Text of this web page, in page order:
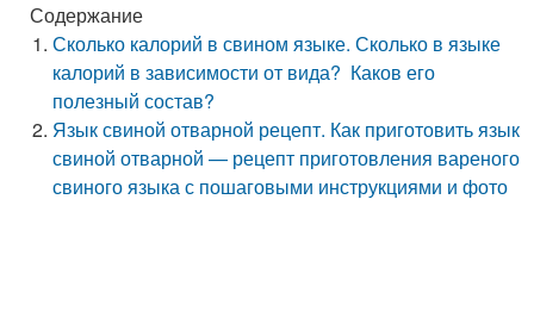
Содержание
Сколько калорий в свином языке. Сколько в языке
калорий в зависимости от вида? Каков его
полезный состав?
Язык свиной отварной рецепт. Как приготовить язык
свиной отварной — рецепт приготовления вареного
свиного языка с пошаговыми инструкциями и фото